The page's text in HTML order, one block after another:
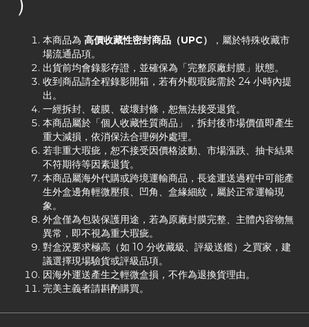
本商品為 高價收藏性密封商品（UPC）
，屬於特殊收藏市
場流通品項。
出貨前均會錄影存證，並確保為「完整原廠封膜」狀態。
收到商品請全程錄影開箱，若有外觀瑕疵需於 24 小時內提
出。
一經拆封、破膜、破壞封條，恕無法接受退貨。
本商品屬於「個人收藏性質商品」，拆封後市場價值即產生
重大減損，依消保法合理例外處理。
若非重大瑕疵，恕不接受因價格波動、市場漲跌、抽卡結果
不符期待等因素退貨。
本商品屬海外代購或跨境運輸商品，長途運送過程中可能產
生外盒邊角輕微壓痕、凹角、盒緣細紋，屬於正常運輸現
象。
外盒僅為包裝保護用途，若為原廠封膜完整、主體內容物無
異常，即不視為重大瑕疵。
對盒況要求極高（如 10 分收藏級、評級送鑑）之買家，建
議選擇現場驗貨或評級品項。
因海外運送產生之輕微盒損，不作為退換貨理由。
完美主義者請斟酌購買。